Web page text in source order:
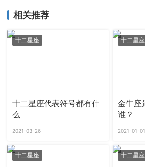
相关推荐
十二星座
十二星座代表符号都有什
么
2021-03-26
十二星座
金牛座
谁？
2021-01-01
十二星座 十二星座